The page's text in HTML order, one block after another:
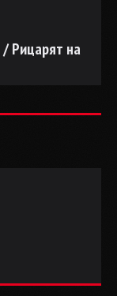
Рицарят на